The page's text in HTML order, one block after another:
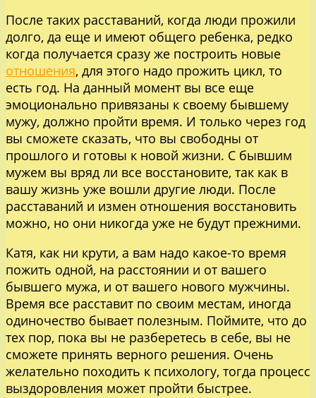
После таких расставаний, когда люди прожили
долго, да еще и имеют общего ребенка, редко
когда получается сразу же построить новые
отношения, для этого надо прожить цикл, то
есть год. На данный момент вы все еще
эмоционально привязаны к своему бывшему
мужу, должно пройти время. И только через год
вы сможете сказать, что вы свободны от
прошлого и готовы к новой жизни. С бывшим
мужем вы вряд ли все восстановите, так как в
вашу жизнь уже вошли другие люди. После
расставаний и измен отношения восстановить
можно, но они никогда уже не будут прежними.
Катя, как ни крути, а вам надо какое-то время
пожить одной, на расстоянии и от вашего
бывшего мужа, и от вашего нового мужчины.
Время все расставит по своим местам, иногда
одиночество бывает полезным. Поймите, что до
тех пор, пока вы не разберетесь в себе, вы не
сможете принять верного решения. Очень
желательно походить к психологу, тогда процесс
выздоровления может пройти быстрее.